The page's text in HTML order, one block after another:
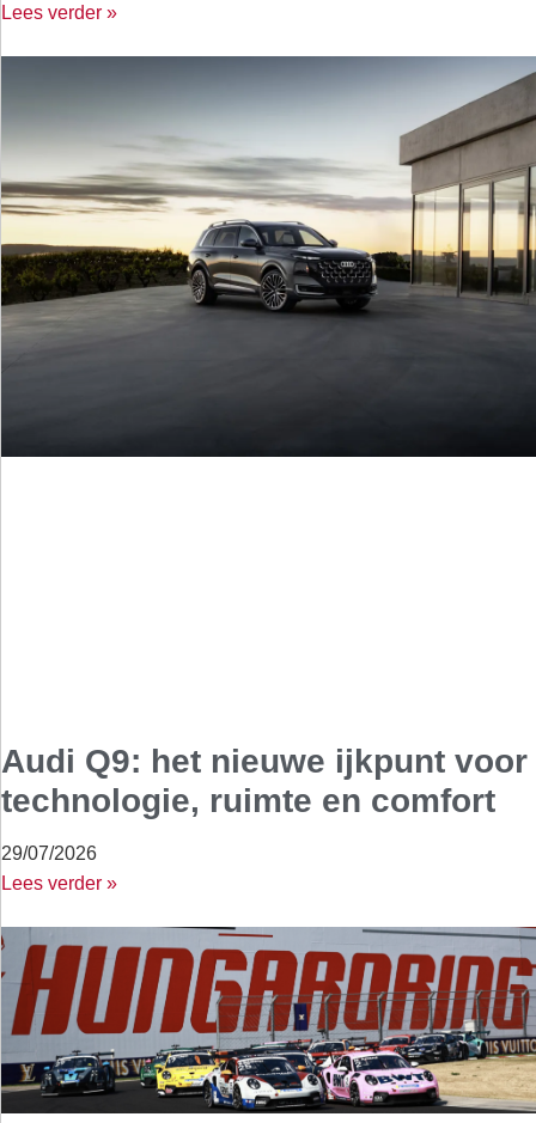
Lees verder »
Audi Q9: het nieuwe ijkpunt voor
technologie, ruimte en comfort
29/07/2026
Lees verder »